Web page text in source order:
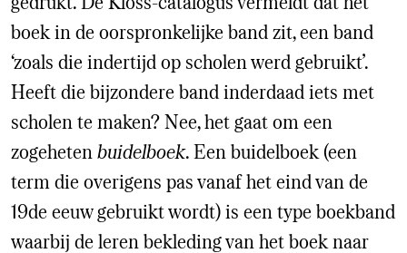
boek in de oorspronkelijke band zit, een band
‘zoals die indertijd op scholen werd gebruikt’.
Heeft die bijzondere band inderdaad iets met
scholen te maken? Nee, het gaat om een
zogeheten buidelboek. Een buidelboek (een
term die overigens pas vanaf het eind van de
19de eeuw gebruikt wordt) is een type boekband
waarbij de leren bekleding van het boek naar